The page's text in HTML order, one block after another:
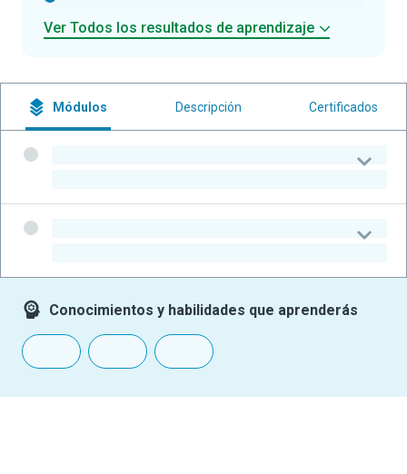
Ver Todos los resultados de aprendizaje
Módulos Descripción Certificados
Conocimientos y habilidades que aprenderás